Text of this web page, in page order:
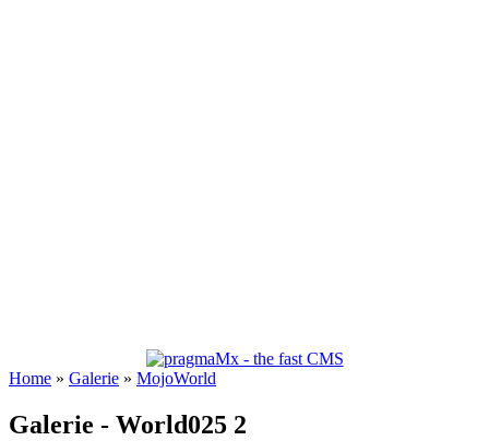
Home » Galerie » MojoWorld
Galerie - World025 2